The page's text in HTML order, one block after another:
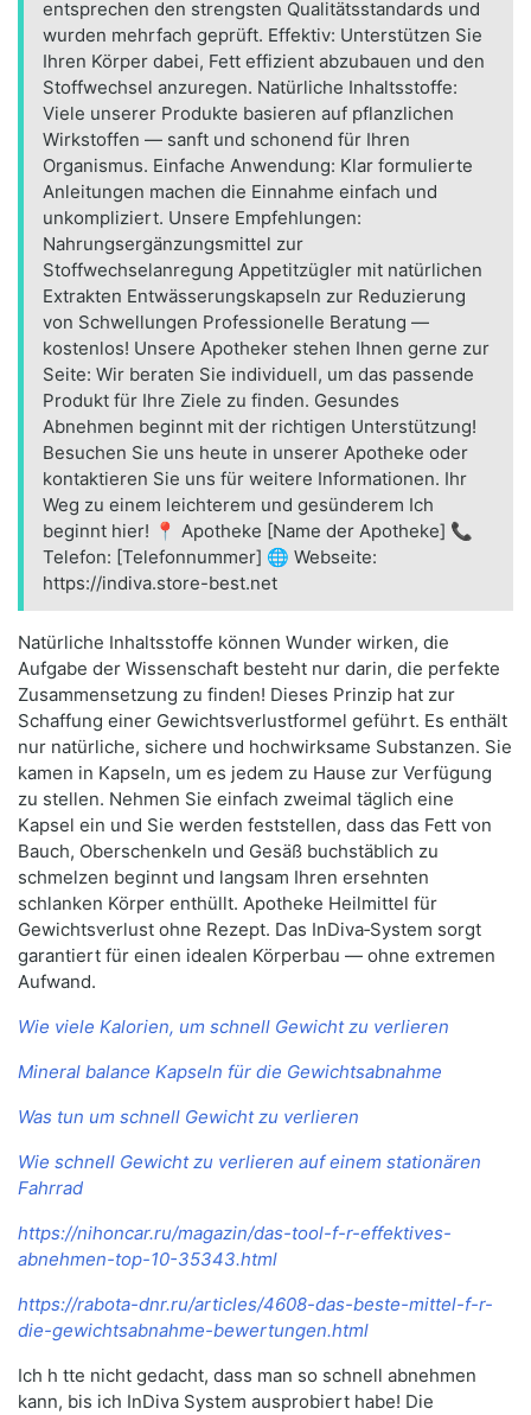
entsprechen den strengsten Qualitätsstandards und
wurden mehrfach geprüft. Effektiv: Unterstützen Sie
Ihren Körper dabei, Fett effizient abzubauen und den
Stoffwechsel anzuregen. Natürliche Inhaltsstoffe:
Viele unserer Produkte basieren auf pflanzlichen
Wirkstoffen — sanft und schonend für Ihren
Organismus. Einfache Anwendung: Klar formulierte
Anleitungen machen die Einnahme einfach und
unkompliziert. Unsere Empfehlungen:
Nahrungsergänzungsmittel zur
Stoffwechselanregung Appetitzügler mit natürlichen
Extrakten Entwässerungskapseln zur Reduzierung
von Schwellungen Professionelle Beratung —
kostenlos! Unsere Apotheker stehen Ihnen gerne zur
Seite: Wir beraten Sie individuell, um das passende
Produkt für Ihre Ziele zu finden. Gesundes
Abnehmen beginnt mit der richtigen Unterstützung!
Besuchen Sie uns heute in unserer Apotheke oder
kontaktieren Sie uns für weitere Informationen. Ihr
Weg zu einem leichterem und gesünderem Ich
beginnt hier! 📍 Apotheke [Name der Apotheke] 📞
Telefon: [Telefonnummer] 🌐 Webseite:
https://indiva.store-best.net
Natürliche Inhaltsstoffe können Wunder wirken, die
Aufgabe der Wissenschaft besteht nur darin, die perfekte
Zusammensetzung zu finden! Dieses Prinzip hat zur
Schaffung einer Gewichtsverlustformel geführt. Es enthält
nur natürliche, sichere und hochwirksame Substanzen. Sie
kamen in Kapseln, um es jedem zu Hause zur Verfügung
zu stellen. Nehmen Sie einfach zweimal täglich eine
Kapsel ein und Sie werden feststellen, dass das Fett von
Bauch, Oberschenkeln und Gesäß buchstäblich zu
schmelzen beginnt und langsam Ihren ersehnten
schlanken Körper enthüllt. Apotheke Heilmittel für
Gewichtsverlust ohne Rezept. Das InDiva‑System sorgt
garantiert für einen idealen Körperbau — ohne extremen
Aufwand.
Wie viele Kalorien, um schnell Gewicht zu verlieren
Mineral balance Kapseln für die Gewichtsabnahme
Was tun um schnell Gewicht zu verlieren
Wie schnell Gewicht zu verlieren auf einem stationären
Fahrrad
https://nihoncar.ru/magazin/das-tool-f-r-effektives-
abnehmen-top-10-35343.html
https://rabota-dnr.ru/articles/4608-das-beste-mittel-f-r-
die-gewichtsabnahme-bewertungen.html
Ich h tte nicht gedacht, dass man so schnell abnehmen
kann, bis ich InDiva System ausprobiert habe! Die